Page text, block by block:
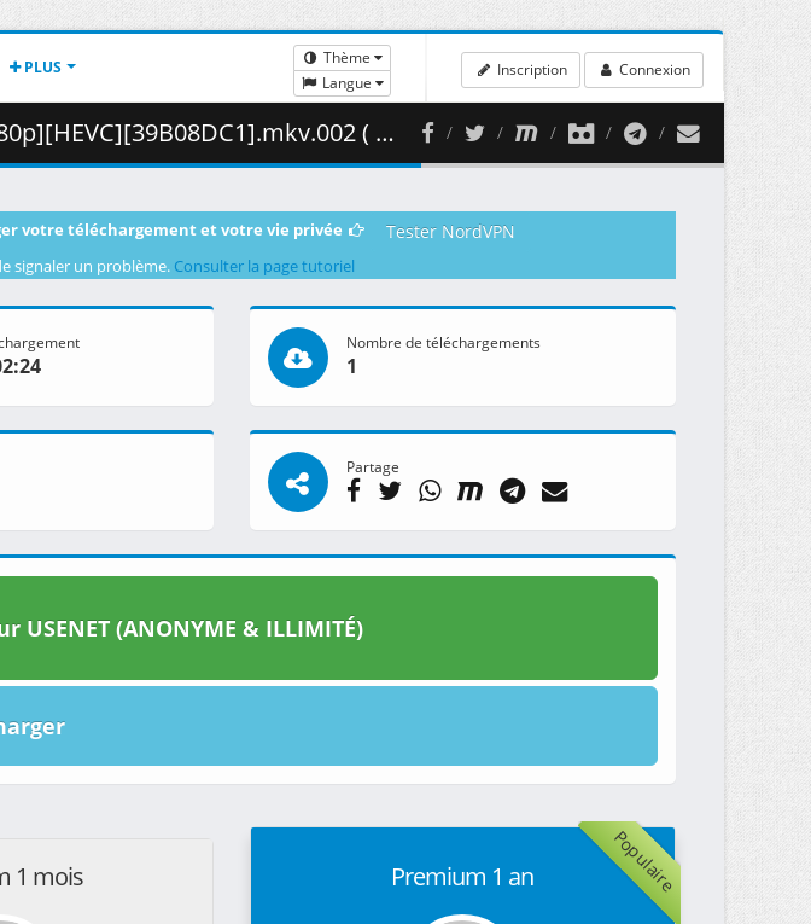
PLUS
Thème
Langue
Inscription Connexion
( 460.75 MB )
votre téléchargement et votre vie privée Tester NordVPN
signaler un problème. Consulter la page tutoriel
Nombre de téléchargements
1
Partage
(ANONYME & ILLIMITÉ)
1 mois Populaire
Premium 1 an